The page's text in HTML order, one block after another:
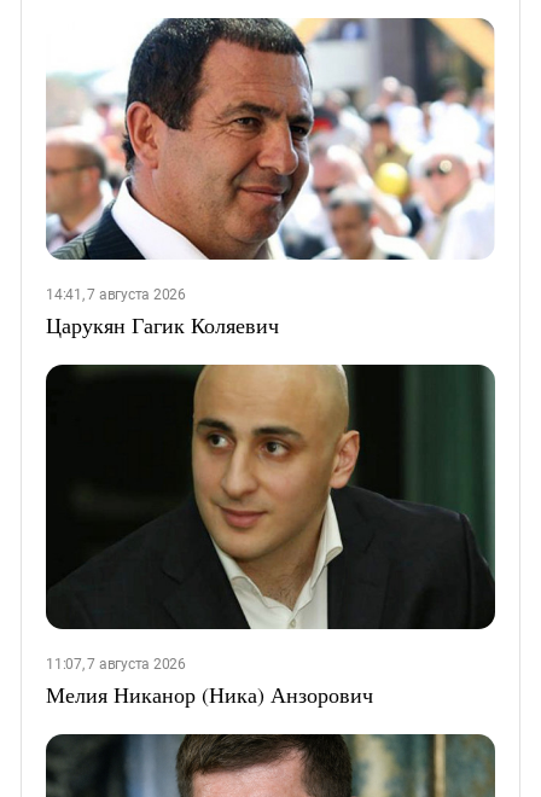
14:41, 7 августа 2026
Царукян Гагик Коляевич
11:07, 7 августа 2026
Мелия Никанор (Ника) Анзорович